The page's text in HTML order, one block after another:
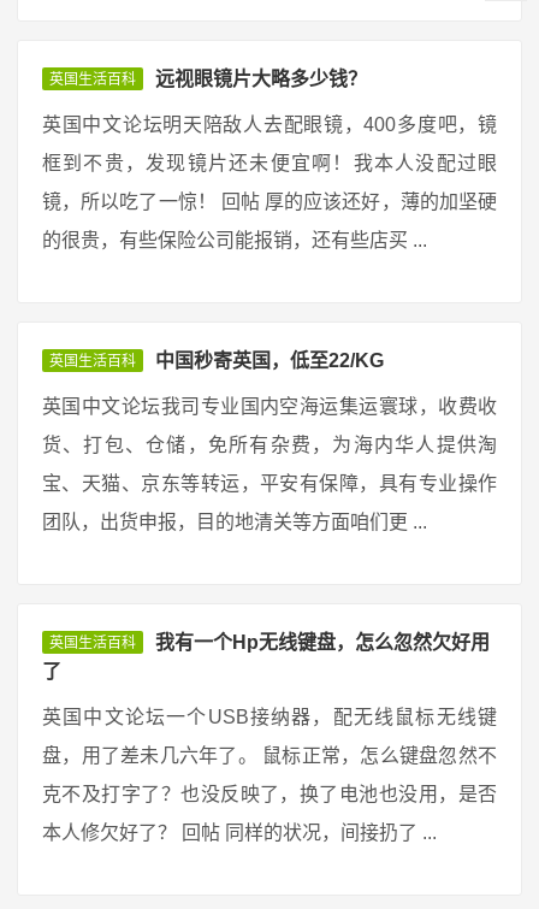
英国生活百科 远视眼镜片大略多少钱？
英国中文论坛明天陪敌人去配眼镜，400多度吧，镜
框到不贵，发现镜片还未便宜啊！我本人没配过眼
镜，所以吃了一惊！ 回帖 厚的应该还好，薄的加坚硬
的很贵，有些保险公司能报销，还有些店买 ...
英国生活百科 中国秒寄英国，低至22/KG
英国中文论坛我司专业国内空海运集运寰球，收费收
货、打包、仓储，免所有杂费，为海内华人提供淘
宝、天猫、京东等转运，平安有保障，具有专业操作
团队，出货申报，目的地清关等方面咱们更 ...
英国生活百科
我有一个Hp无线键盘，怎么忽然欠好用
了
英国中文论坛一个USB接纳器，配无线鼠标无线键
盘，用了差未几六年了。 鼠标正常，怎么键盘忽然不
克不及打字了？也没反映了，换了电池也没用，是否
本人修欠好了？ 回帖 同样的状况，间接扔了 ...